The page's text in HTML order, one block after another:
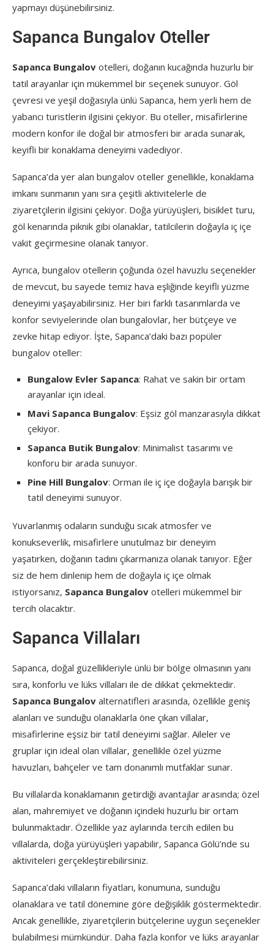
yapmayı düşünebilirsiniz.
Sapanca Bungalov Oteller
Sapanca Bungalov otelleri, doğanın kucağında huzurlu bir
tatil arayanlar için mükemmel bir seçenek sunuyor. Göl
çevresi ve yeşil doğasıyla ünlü Sapanca, hem yerli hem de
yabancı turistlerin ilgisini çekiyor. Bu oteller, misafirlerine
modern konfor ile doğal bir atmosferi bir arada sunarak,
keyifli bir konaklama deneyimi vadediyor.
Sapanca’da yer alan bungalov oteller genellikle, konaklama
imkanı sunmanın yanı sıra çeşitli aktivitelerle de
ziyaretçilerin ilgisini çekiyor. Doğa yürüyüşleri, bisiklet turu,
göl kenarında piknik gibi olanaklar, tatilcilerin doğayla iç içe
vakit geçirmesine olanak tanıyor.
Ayrıca, bungalov otellerin çoğunda özel havuzlu seçenekler
de mevcut, bu sayede temiz hava eşliğinde keyifli yüzme
deneyimi yaşayabilirsiniz. Her biri farklı tasarımlarda ve
konfor seviyelerinde olan bungalovlar, her bütçeye ve
zevke hitap ediyor. İşte, Sapanca’daki bazı popüler
bungalov oteller:
Bungalow Evler Sapanca: Rahat ve sakin bir ortam
arayanlar için ideal.
Mavi Sapanca Bungalov: Eşsiz göl manzarasıyla dikkat
çekiyor.
Sapanca Butik Bungalov: Minimalist tasarımı ve
konforu bir arada sunuyor.
Pine Hill Bungalov: Orman ile iç içe doğayla barışık bir
tatil deneyimi sunuyor.
Yuvarlanmış odaların sunduğu sıcak atmosfer ve
konukseverlik, misafirlere unutulmaz bir deneyim
yaşatırken, doğanın tadını çıkarmanıza olanak tanıyor. Eğer
siz de hem dinlenip hem de doğayla iç içe olmak
istiyorsanız, Sapanca Bungalov otelleri mükemmel bir
tercih olacaktır.
Sapanca Villaları
Sapanca, doğal güzellikleriyle ünlü bir bölge olmasının yanı
sıra, konforlu ve lüks villaları ile de dikkat çekmektedir.
Sapanca Bungalov alternatifleri arasında, özellikle geniş
alanları ve sunduğu olanaklarla öne çıkan villalar,
misafirlerine eşsiz bir tatil deneyimi sağlar. Aileler ve
gruplar için ideal olan villalar, genellikle özel yüzme
havuzları, bahçeler ve tam donanımlı mutfaklar sunar.
Bu villalarda konaklamanın getirdiği avantajlar arasında; özel
alan, mahremiyet ve doğanın içindeki huzurlu bir ortam
bulunmaktadır. Özellikle yaz aylarında tercih edilen bu
villalarda, doğa yürüyüşleri yapabilir, Sapanca Gölü’nde su
aktiviteleri gerçekleştirebilirsiniz.
Sapanca’daki villaların fiyatları, konumuna, sunduğu
olanaklara ve tatil dönemine göre değişiklik göstermektedir.
Ancak genellikle, ziyaretçilerin bütçelerine uygun seçenekler
bulabilmesi mümkündür. Daha fazla konfor ve lüks arayanlar